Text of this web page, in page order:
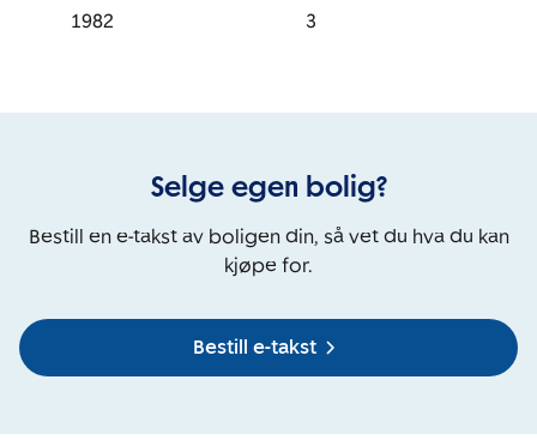
1982
3
Selge egen bolig?
Bestill en e-takst av boligen din, så vet du hva du kan
kjøpe for.
Bestill e-takst